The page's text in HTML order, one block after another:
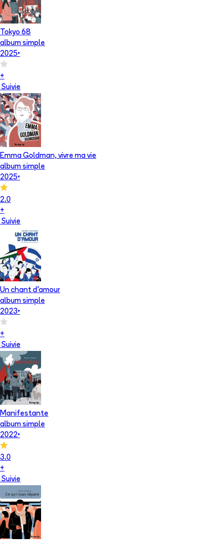
Tokyo 68
album simple
2025•
+
Suivie
Emma Goldman, vivre ma vie
album simple
2025•
2.0
+
Suivie
Un chant d'amour
album simple
2023•
+
Suivie
Manifestante
album simple
2022•
3.0
+
Suivie